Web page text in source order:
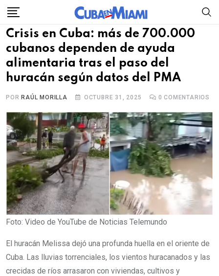
Skip
content
Crisis en Cuba: más de 700.000
cubanos dependen de ayuda
alimentaria tras el paso del
huracán según datos del PMA
POR RAÚL MORILLA OCTUBRE 31, 2025 0 COMENTARIOS
Foto: Video de YouTube de Noticias Telemundo
El huracán Melissa dejó una profunda huella en el oriente de
Cuba. Las lluvias torrenciales, los vientos huracanados y las
crecidas de ríos arrasaron con viviendas, cultivos y